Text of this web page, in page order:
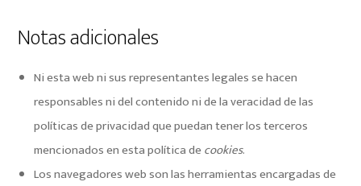
Notas adicionales
Ni esta web ni sus representantes legales se hacen
responsables ni del contenido ni de la veracidad de las
políticas de privacidad que puedan tener los terceros
mencionados en esta política decookies.
Los navegadores web son las herramientas encargadas de